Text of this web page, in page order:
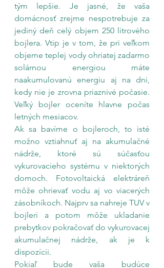
tým lepšie. Je jasné, že vaša
domácnosť zrejme nespotrebuje za
jediný deň celý objem 250 litrového
bojlera. Vtip je v tom, že pri veľkom
objeme teplej vody ohriatej zadarmo
solárnou energiou máte
naakumulovanú energiu aj na dni,
kedy nie je zrovna priaznivé počasie.
Veľký bojler oceníte hlavne počas
letných mesiacov.
Ak sa bavíme o bojleroch, to isté
možno vztiahnuť aj na akumulačné
nádrže, ktoré sú súčasťou
vykurovacieho systému v niektorých
domoch. Fotovoltaická elektráreň
môže ohrievať vodu aj vo viacerých
zásobníkoch. Najprv sa nahreje TUV v
bojleri a potom môže ukladanie
prebytkov pokračovať do vykurovacej
akumulačnej nádrže, ak je k
dispozícii.
Pokiaľ bude vaša budúce